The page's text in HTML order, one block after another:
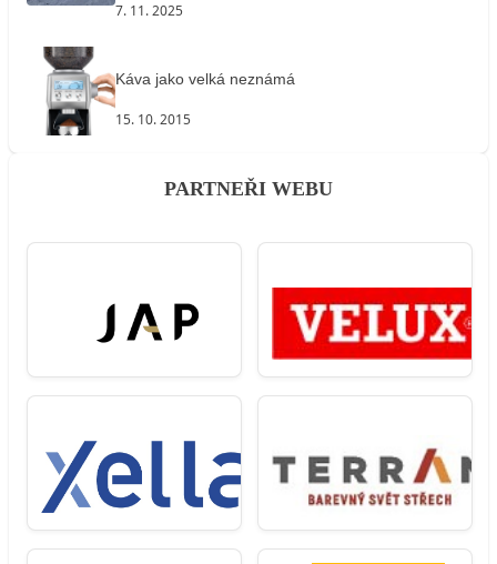
7. 11. 2025
Káva jako velká neznámá
15. 10. 2015
PARTNEŘI WEBU